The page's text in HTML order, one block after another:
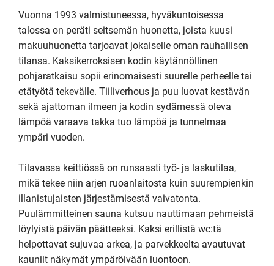
Vuonna 1993 valmistuneessa, hyväkuntoisessa
talossa on peräti seitsemän huonetta, joista kuusi
makuuhuonetta tarjoavat jokaiselle oman rauhallisen
tilansa. Kaksikerroksisen kodin käytännöllinen
pohjaratkaisu sopii erinomaisesti suurelle perheelle tai
etätyötä tekevälle. Tiiliverhous ja puu luovat kestävän
sekä ajattoman ilmeen ja kodin sydämessä oleva
lämpöä varaava takka tuo lämpöä ja tunnelmaa
ympäri vuoden.
Tilavassa keittiössä on runsaasti työ- ja laskutilaa,
mikä tekee niin arjen ruoanlaitosta kuin suurempienkin
illanistujaisten järjestämisestä vaivatonta.
Puulämmitteinen sauna kutsuu nauttimaan pehmeistä
löylyistä päivän päätteeksi. Kaksi erillistä wc:tä
helpottavat sujuvaa arkea, ja parvekkeelta avautuvat
kauniit näkymät ympäröivään luontoon.